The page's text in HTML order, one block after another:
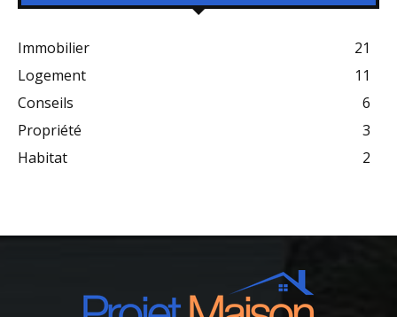
Immobilier
21
Logement
11
Conseils
6
Propriété
3
Habitat
2